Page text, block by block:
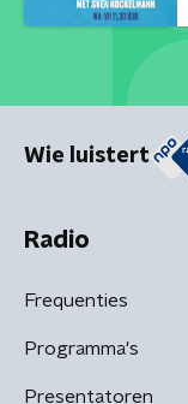
Wie luistert
Radio
Frequenties
Programma's
Presentatoren